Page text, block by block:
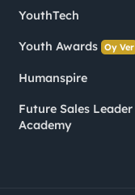
YouthTech
Youth Awards Oy Ver
Humanspire
Future Sales Leader
Academy